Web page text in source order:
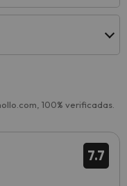
100% verificadas.
7.7